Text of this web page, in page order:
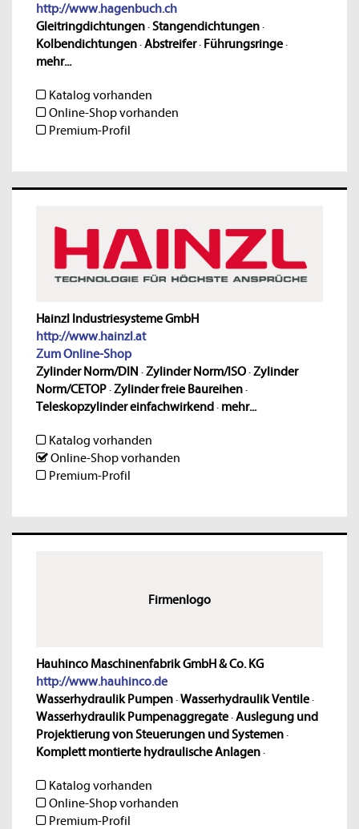
http://www.hagenbuch.ch
Gleitringdichtungen·Stangendichtungen·
Kolbendichtungen·Abstreifer· Führungsringe·
mehr...
Katalog vorhanden
Online-Shop vorhanden
Premium-Profil
Hainzl Industriesysteme GmbH
http://www.hainzl.at
Zum Online-Shop
Zylinder Norm/DIN ·Zylinder Norm/ISO·Zylinder
Norm/CETOP·Zylinder freie Baureihen·
Teleskopzylinder einfachwirkend· mehr...
Katalog vorhanden
Online-Shop vorhanden
Premium-Profil
Firmenlogo
Hauhinco Maschinenfabrik GmbH & Co. KG
http://www.hauhinco.de
Wasserhydraulik Pumpen·Wasserhydraulik Ventile·
Wasserhydraulik Pumpenaggregate·Auslegung und
Projektierung von Steuerungen und Systemen·
Komplett montierte hydraulische Anlagen·
Katalog vorhanden
Online-Shop vorhanden
Premium-Profil